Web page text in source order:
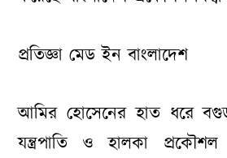
প্রতিজ্ঞা মেড ইন বাংলাদেশ
আমির হোসেনের হাত ধরে
যন্ত্রপাতি ও হালকা প্রকৌশল